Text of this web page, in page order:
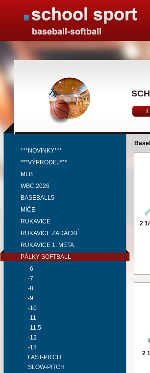
***NOVINKY***
***VÝPRODEJ***
MLB
WBC 2026
BASEBALL5
MÍČE
RUKAVICE
RUKAVICE ZADÁCKÉ
RUKAVICE 1. META
PÁLKY SOFTBALL
-6
-7
-8
-9
-10
-11
-11,5
-12
-13
FAST-PITCH
SLOW-PITCH
2
2